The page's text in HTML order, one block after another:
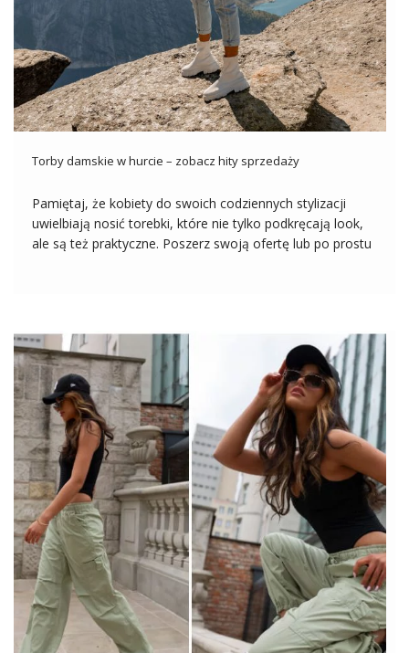
Torby damskie w hurcie – zobacz hity sprzedaży
Pamiętaj, że kobiety do swoich codziennych stylizacji
uwielbiają nosić torebki, które nie tylko podkręcają look,
ale są też praktyczne. Poszerz swoją ofertę lub po prostu